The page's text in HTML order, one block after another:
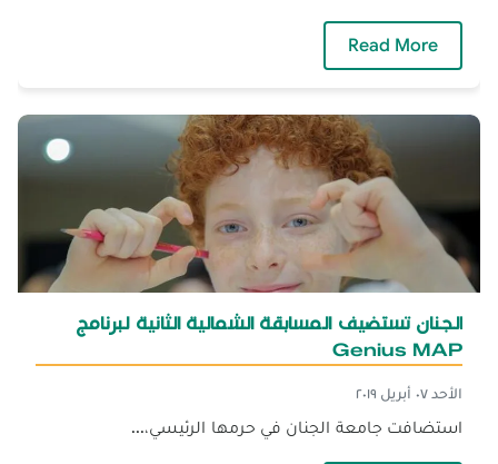
Read More
الجنان تستضيف المسابقة الشمالية الثانية لبرنامج
Genius MAP
الأحد ٠٧ أبريل ٢٠١٩
استضافت جامعة الجنان في حرمها الرئيسي،...